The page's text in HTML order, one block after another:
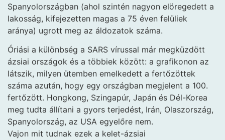
Spanyolországban (ahol szintén nagyon elöregedett a
lakosság, kifejezetten magas a 75 éven felüliek
aránya) ugrott meg az áldozatok száma.
Óriási a különbség a SARS vírussal már megküzdött
ázsiai országok és a többiek között: a grafikonon az
látszik, milyen ütemben emelkedett a fertőzöttek
száma azután, hogy egy országban megjelent a 100.
fertőzött. Hongkong, Szingapúr, Japán és Dél-Korea
meg tudta állítani a gyors terjedést, Irán, Olaszország,
Spanyolország, az USA egyelőre nem.
Vajon mit tudnak ezek a kelet-ázsiai